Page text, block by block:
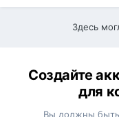
Здесь
Создайте
для
Вы должны быть